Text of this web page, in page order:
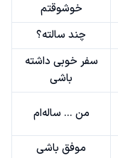
خوشوقتم
چند سالته؟
سفر خوبی داشته
باشی
من ... ساله‌ام
موفق باشی